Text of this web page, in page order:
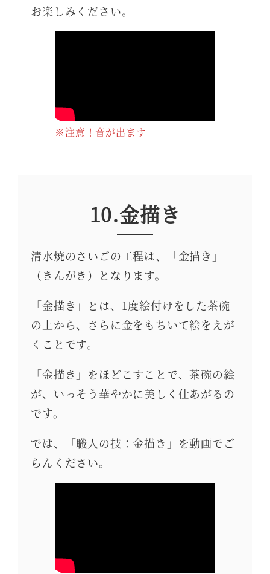
お楽しみください。
※注意！音が出ます
10.金描き
清水焼のさいごの工程は、「金描き」
（きんがき）となります。
「金描き」とは、1度絵付けをした茶碗
の上から、さらに金をもちいて絵をえが
くことです。
「金描き」をほどこすことで、茶碗の絵
が、いっそう華やかに美しく仕あがるの
です。
では、「職人の技：金描き」を動画でご
らんください。